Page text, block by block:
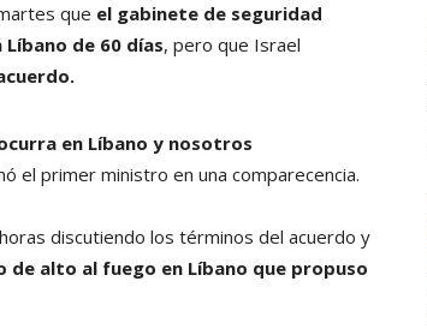
que el gabinete de seguridad
de 60 días, pero que Israel
en Líbano y nosotros
el primer ministro en una comparecencia.
discutiendo los términos del acuerdo y
alto al fuego en Líbano que propuso